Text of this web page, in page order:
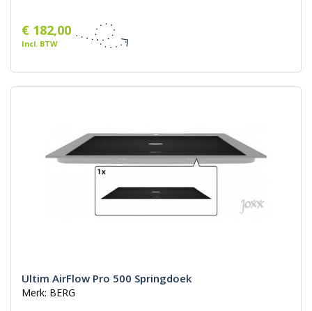
€ 182,00
Incl. BTW
Ultim AirFlow Pro 500 Springdoek
Merk: BERG